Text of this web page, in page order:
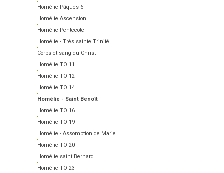
Homélie Pâques 6
Homélie Ascension
Homélie Pentecôte
Homélie - Très sainte Trinité
Corps et sang du Christ
Homélie TO 11
Homélie TO 12
Homélie TO 14
Homélie - Saint Benoît
Homélie TO 16
Homélie TO 19
Homélie - Assomption de Marie
Homélie TO 20
Homélie saint Bernard
Homélie TO 23